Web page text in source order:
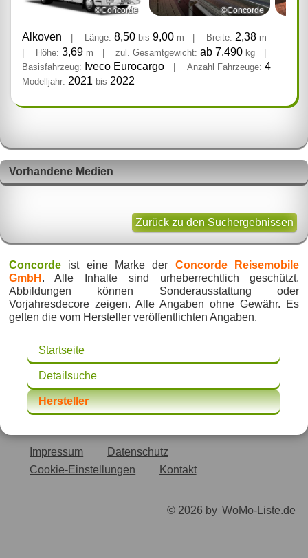
©Concorde ©Concorde
Alkoven Länge: 8,50 bis 9,00 m Breite: 2,38 m
|
Höhe: 3,69 m | zul. Gesamtgewicht: ab 7.490 kg
|
Basisfahrzeug: Iveco Eurocargo Anzahl Fahrzeuge: 4
Modelljahr: 2021 bis 2022
Vorhandene Medien
Zurück zu den Suchergebnissen
Concordeist eine Marke der Concorde Reisemobile
GmbH . Alle Inhalte sind urheberrechtlich geschützt.
Abbildungen können Sonderausstattung oder
Vorjahresdecore zeigen. Alle Angaben ohne Gewähr. Es
gelten die vom Hersteller veröffentlichten Angaben.
Startseite
Detailsuche
Hersteller
Impressum
Datenschutz
Cookie-Einstellungen
Kontakt
© 2026 by WoMo-Liste.de